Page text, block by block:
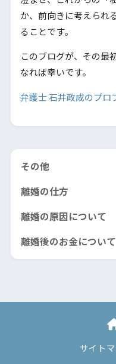
か、前向きに考えられ
ることです。
このブログが、その最
なれば幸いです。
弁護士 石井政成のプロ
その他
離婚の仕方
離婚の原因について
離婚後のお金について
サイト